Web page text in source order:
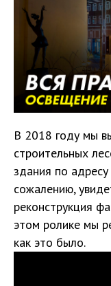
В 2018 году мы
строительных
здания по
сожалению,
реконструкция
этом ролике мы
как это было.